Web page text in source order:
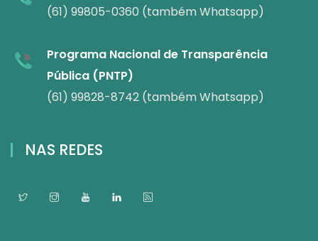
(61) 99805-0360 (também Whatsapp)
Programa Nacional de Transparência
Pública (PNTP)
(61) 99828-8742 (também Whatsapp)
NAS REDES